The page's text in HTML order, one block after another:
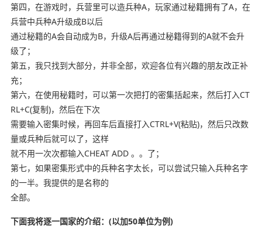
第四，在游戏时，兵营里可以造兵种A，玩家通过秘籍拥有了A，在
兵营中兵种A升级成B以后
通过秘籍的A会自动成为B，升级A后再通过秘籍得到的A就不会升
级了；
第五，我只找到大部分，并非全部，欢迎各位有兴趣的朋友改正补
充；
第六，在使用秘籍时，可以第一次把打的密集括起来，然后打入CT
RL+C(复制)，然后在下次
需要输入密集时候，再回车后直接打入CTRL+V(粘贴)，然后只改数
量或兵种后就可以了，这样
就不用一次次都输入CHEAT ADD 。。了；
第七，如果密集形式中的兵种名字太长，可以尝试只输入兵种名字
的一半。我提供的是名称的
全部。
下面我将逐一国家的介绍：(以加50单位为例)